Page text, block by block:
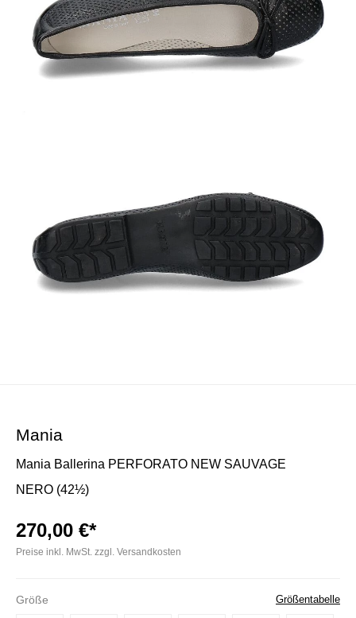
Mania
Mania Ballerina PERFORATO NEW SAUVAGE
NERO (42½)
270,00 €*
Preise inkl. MwSt. zzgl. Versandkosten
Größe Größentabelle